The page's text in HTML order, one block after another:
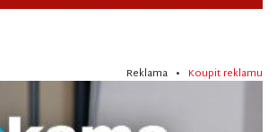
Reklama • Koupit reklamu